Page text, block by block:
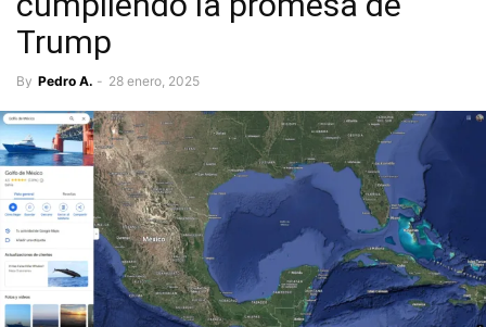
Trump
By Pedro A. - 28 enero, 2025